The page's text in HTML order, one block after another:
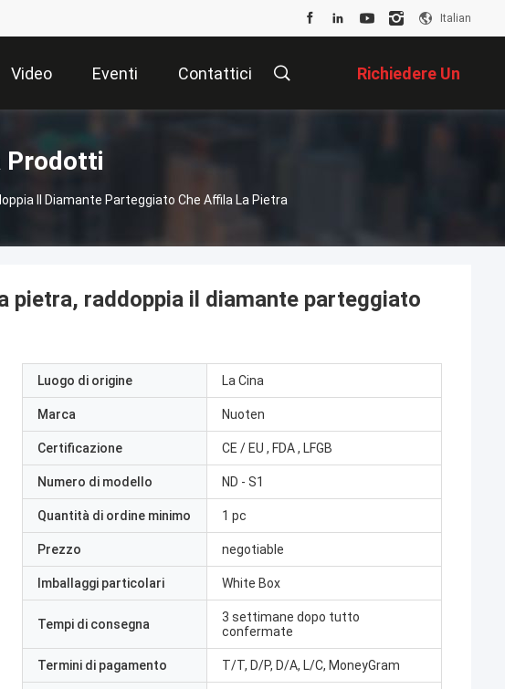
Italian
Video Eventi Contattici Richiedere Un
Preventivo
Prodotti
Il Diamante Parteggiato Che Affila La Pietra
pietra, raddoppia il diamante parteggiato
Luogo di origine La Cina
Marca Nuoten
Certificazione CE / EU , FDA , LFGB
Numero di modello ND - S1
Quantità di ordine minimo 1 pc
Prezzo negotiable
Imballaggi particolari White Box
Tempi di consegna
3 settimane dopo tutto
confermate
Termini di pagamento T/T, D/P, D/A, L/C, MoneyGram